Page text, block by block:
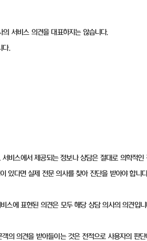
서비스 의견을 대표하지는 않습니다.
다.
비스에서 제공되는 정보나 상담은 절대로 의학적
있다면 실제 전문 의사를 찾아 진단을 받아야 합니
에 표현된 의견은 모두 해당 상담 의사의 의견입
의견을 받아들이는 것은 전적으로 사용자의 판